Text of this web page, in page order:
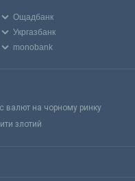
Ощадбанк
Укргазбанк
monobank
валют на чорному ринку
злотий